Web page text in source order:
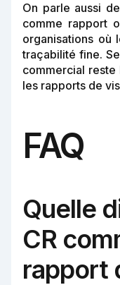
On parle aussi
comme rapport
organisations où
traçabilité fine.
commercial
les rapports de
FAQ
Quelle
CR
rapport